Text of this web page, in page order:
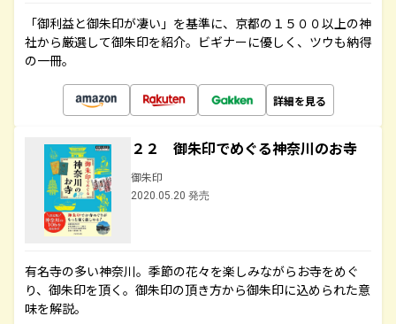
「御利益と御朱印が凄い」を基準に、京都の１５００以上の神
社から厳選して御朱印を紹介。ビギナーに優しく、ツウも納得
の一冊。
詳細を見る
２２ 御朱印でめぐる神奈川のお寺
御朱印
2020.05.20 発売
有名寺の多い神奈川。季節の花々を楽しみながらお寺をめぐ
り、御朱印を頂く。御朱印の頂き方から御朱印に込められた意
味を解説。